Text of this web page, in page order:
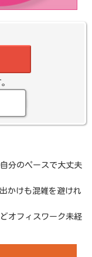
分のペースで大丈夫
かけも混雑を避けれ
オフィスワーク未経